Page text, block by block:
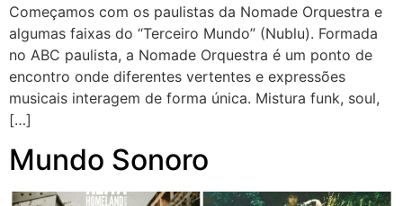
Começamos com os paulistas da Nomade Orquestra e
algumas faixas do “Terceiro Mundo” (Nublu). Formada
no ABC paulista, a Nomade Orquestra é um ponto de
encontro onde diferentes vertentes e expressões
musicais interagem de forma única. Mistura funk, soul,
[…]
Mundo Sonoro